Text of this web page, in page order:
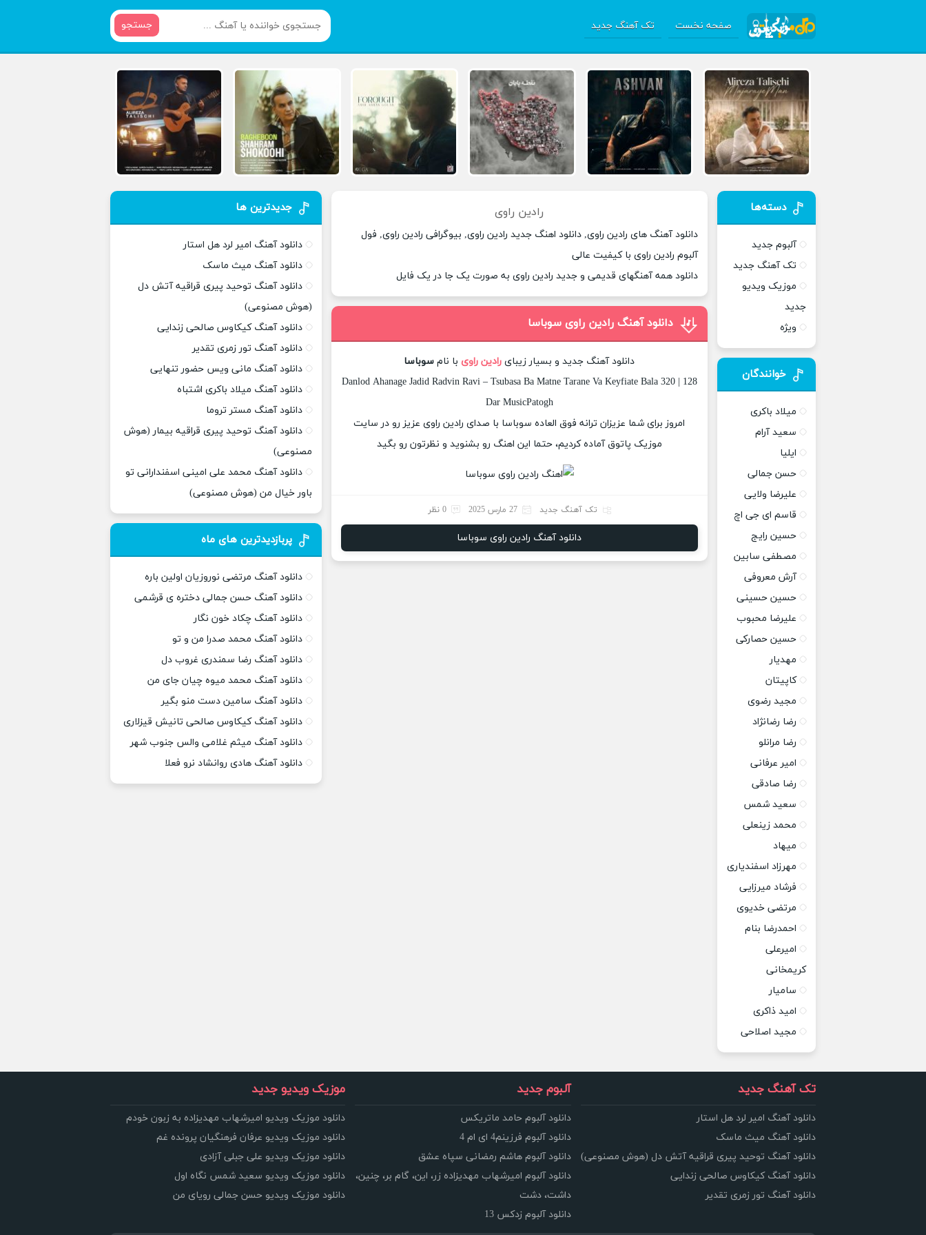
صفحه نخست تک آهنگ جدید جستجو
رادین راوی
دانلود آهنگ های رادین راوی, دانلود اهنگ جدید رادین راوی, بیوگرافی رادین راوی, فول
آلبوم رادین راوی با کیفیت عالی
دانلود همه آهنگهای قدیمی و جدید رادین راوی به صورت یک جا در یک فایل
دانلود آهنگ رادین راوی سوباسا
دانلود آهنگ جدید و بسیار زیبای رادین راوی با نام سوباسا
Danlod Ahanage Jadid Radvin Ravi – Tsubasa Ba Matne Tarane Va Keyfiate Bala 320 | 128
Dar MusicPatogh
امروز برای شما عزیزان ترانه فوق العاده سوباسا با صدای رادین راوی عزیز رو در سایت
موزیک پاتوق آماده کردیم، حتما این اهنگ رو بشنوید و نظرتون رو بگید
تک آهنگ جدید 27 مارس 2025 0 نظر
دانلود آهنگ رادین راوی سوباسا
دسته‌ها
آلبوم جدید
تک آهنگ جدید
موزیک ویدیو
جدید
ویژه
خوانندگان
میلاد باکری
سعید آرام
ایلیا
حسن جمالی
علیرضا ولایی
قاسم ای جی اچ
حسین رایج
مصطفی سابین
آرش معروفی
حسین حسینی
علیرضا محبوب
حسین حصارکی
مهدیار
کاپیتان
مجید رضوی
رضا رضانژاد
رضا مرانلو
امیر عرفانی
رضا صادقی
سعید شمس
محمد زینعلی
میهاد
مهرزاد اسفندیاری
فرشاد میرزایی
مرتضی خدیوی
احمدرضا بنام
امیرعلی
کریمخانی
سامیار
امید ذاکری
مجید اصلاحی
جدیدترین ها
دانلود آهنگ امیر لرد هل استار
دانلود آهنگ میث ماسک
دانلود آهنگ توحید پیری قراقیه آتش دل
(هوش مصنوعی)
دانلود آهنگ کیکاوس صالحی زندایی
دانلود آهنگ تور زمری تقدیر
دانلود آهنگ مانی ویس حضور تنهایی
دانلود آهنگ میلاد باکری اشتباه
دانلود آهنگ مستر تروما
دانلود آهنگ توحید پیری قراقیه بیمار (هوش
مصنوعی)
دانلود آهنگ محمد علی امینی اسفندارانی تو
باور خیال من (هوش مصنوعی)
پربازدیدترین های ماه
دانلود آهنگ مرتضی نوروزیان اولین باره
دانلود آهنگ حسن جمالی دختره ی قرشمی
دانلود آهنگ چکاد خون نگار
دانلود آهنگ محمد صدرا من و تو
دانلود آهنگ رضا سمندری غروب دل
دانلود آهنگ محمد میوه چیان جای من
دانلود آهنگ سامین دست منو بگیر
دانلود آهنگ کیکاوس صالحی تانیش قیزلاری
دانلود آهنگ میثم غلامی والس جنوب شهر
دانلود آهنگ هادی روانشاد نرو فعلا
تک آهنگ جدید
دانلود آهنگ امیر لرد هل استار
دانلود آهنگ میث ماسک
دانلود آهنگ توحید پیری قراقیه آتش دل (هوش مصنوعی)
دانلود آهنگ کیکاوس صالحی زندایی
دانلود آهنگ تور زمری تقدیر
آلبوم جدید
دانلود آلبوم حامد ماتریکس
دانلود آلبوم فرزینم4 ای ام 4
دانلود آلبوم هاشم رمضانی سپاه عشق
دانلود آلبوم امیرشهاب مهدیزاده زر، این، گام بر، چنین،
داشت، دشت
دانلود آلبوم زدکس 13
موزیک ویدیو جدید
دانلود موزیک ویدیو امیرشهاب مهدیزاده به زبون خودم
دانلود موزیک ویدیو عرفان فرهنگیان پرونده غم
دانلود موزیک ویدیو علی جبلی آزادی
دانلود موزیک ویدیو سعید شمس نگاه اول
دانلود موزیک ویدیو حسن جمالی رویای من